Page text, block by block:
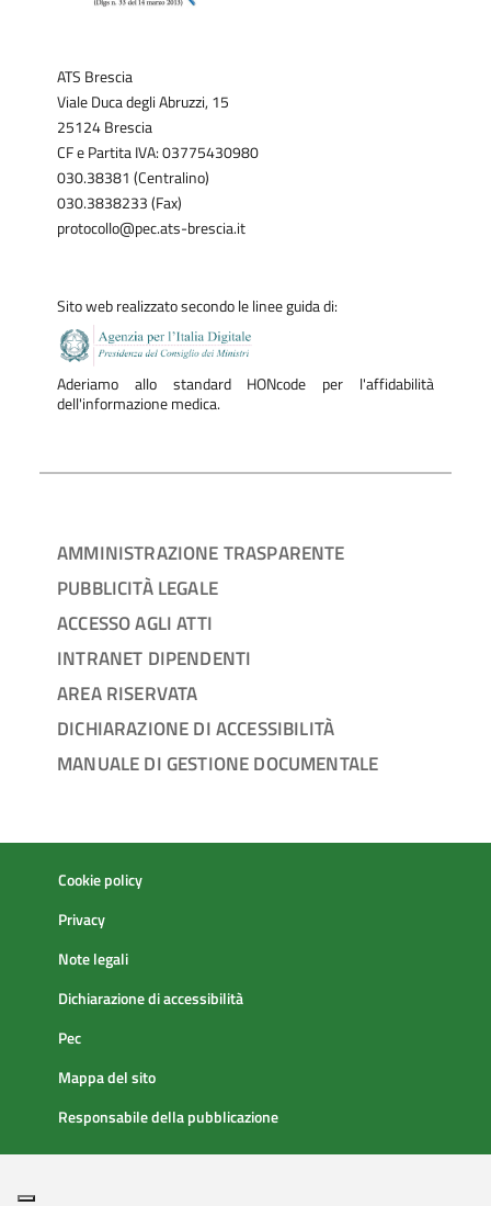
ATS Brescia
Viale Duca degli Abruzzi, 15
25124 Brescia
CF e Partita IVA: 03775430980
030.38381 (Centralino)
030.3838233 (Fax)
protocollo@pec.ats-brescia.it
Sito web realizzato secondo le linee guida di:
Aderiamo allo standard HONcode per l'affidabilità
dell'informazione medica.
AMMINISTRAZIONE TRASPARENTE
PUBBLICITÀ LEGALE
ACCESSO AGLI ATTI
INTRANET DIPENDENTI
AREA RISERVATA
DICHIARAZIONE DI ACCESSIBILITÀ
MANUALE DI GESTIONE DOCUMENTALE
Cookie policy
Privacy
Note legali
Dichiarazione di accessibilità
Pec
Mappa del sito
Responsabile della pubblicazione